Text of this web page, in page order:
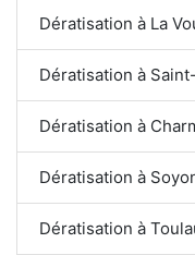
Dératisation à La
Dératisation à
Dératisation à
Dératisation à
Dératisation à